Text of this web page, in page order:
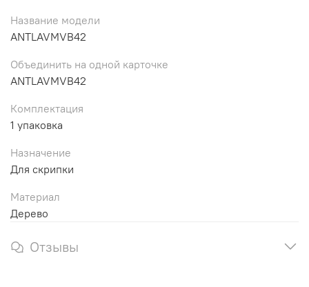
Название модели
ANTLAVMVB42
Объединить на одной карточке
ANTLAVMVB42
Комплектация
1 упаковка
Назначение
Для скрипки
Материал
Дерево
Отзывы